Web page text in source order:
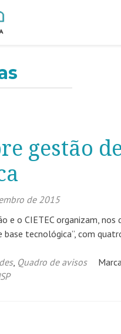
gestão
de 2015
e o CIETEC organizam,
base tecnológica”, com
, Quadro de avisos